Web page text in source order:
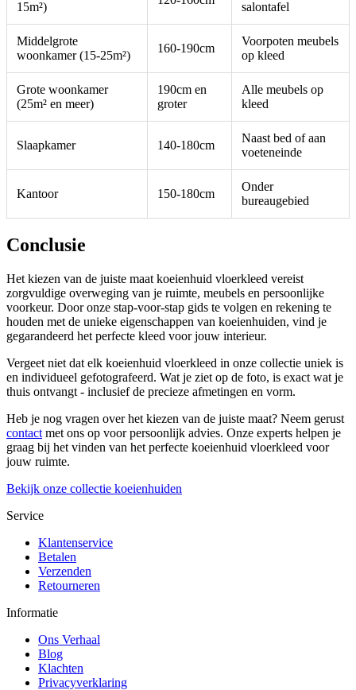
15m²)
salontafel
Middelgrote
woonkamer (15-25m²)
160-190cm
Voorpoten meubels
op kleed
Grote woonkamer
(25m² en meer)
190cm en
groter
Alle meubels op
kleed
Slaapkamer 140-180cm
Naast bed of aan
voeteneinde
Kantoor 150-180cm
Onder
bureaugebied
Conclusie
Het kiezen van de juiste maat koeienhuid vloerkleed vereist
zorgvuldige overweging van je ruimte, meubels en persoonlijke
voorkeur. Door onze stap-voor-stap gids te volgen en rekening te
houden met de unieke eigenschappen van koeienhuiden, vind je
gegarandeerd het perfecte kleed voor jouw interieur.
Vergeet niet dat elk koeienhuid vloerkleed in onze collectie uniek is
en individueel gefotografeerd. Wat je ziet op de foto, is exact wat je
thuis ontvangt - inclusief de precieze afmetingen en vorm.
Heb je nog vragen over het kiezen van de juiste maat? Neem gerust
contact met ons op voor persoonlijk advies. Onze experts helpen je
graag bij het vinden van het perfecte koeienhuid vloerkleed voor
jouw ruimte.
Bekijk onze collectie koeienhuiden
Service
Klantenservice
Betalen
Verzenden
Retourneren
Informatie
Ons Verhaal
Blog
Klachten
Privacyverklaring